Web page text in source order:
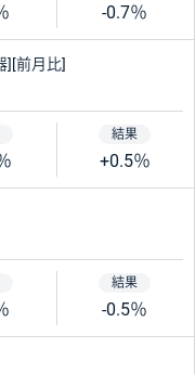
-0.7％
][前月比]
+0.5％
-0.5％